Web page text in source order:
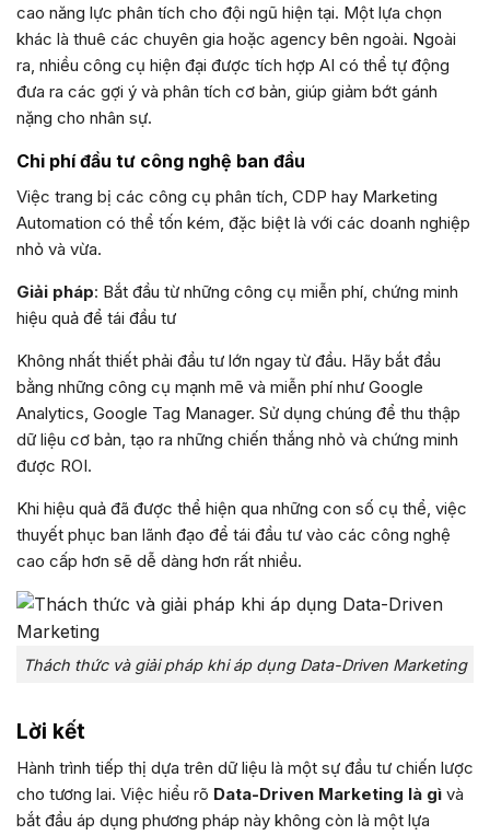
cao năng lực phân tích cho đội ngũ hiện tại. Một lựa chọn
khác là thuê các chuyên gia hoặc agency bên ngoài. Ngoài
ra, nhiều công cụ hiện đại được tích hợp AI có thể tự động
đưa ra các gợi ý và phân tích cơ bản, giúp giảm bớt gánh
nặng cho nhân sự.
Chi phí đầu tư công nghệ ban đầu
Việc trang bị các công cụ phân tích, CDP hay Marketing
Automation có thể tốn kém, đặc biệt là với các doanh nghiệp
nhỏ và vừa.
Giải pháp: Bắt đầu từ những công cụ miễn phí, chứng minh
hiệu quả để tái đầu tư
Không nhất thiết phải đầu tư lớn ngay từ đầu. Hãy bắt đầu
bằng những công cụ mạnh mẽ và miễn phí như Google
Analytics, Google Tag Manager. Sử dụng chúng để thu thập
dữ liệu cơ bản, tạo ra những chiến thắng nhỏ và chứng minh
được ROI.
Khi hiệu quả đã được thể hiện qua những con số cụ thể, việc
thuyết phục ban lãnh đạo để tái đầu tư vào các công nghệ
cao cấp hơn sẽ dễ dàng hơn rất nhiều.
Thách thức và giải pháp khi áp dụng Data-Driven Marketing
Lời kết
Hành trình tiếp thị dựa trên dữ liệu là một sự đầu tư chiến lược
cho tương lai. Việc hiểu rõ Data-Driven Marketing là gì và
bắt đầu áp dụng phương pháp này không còn là một lựa